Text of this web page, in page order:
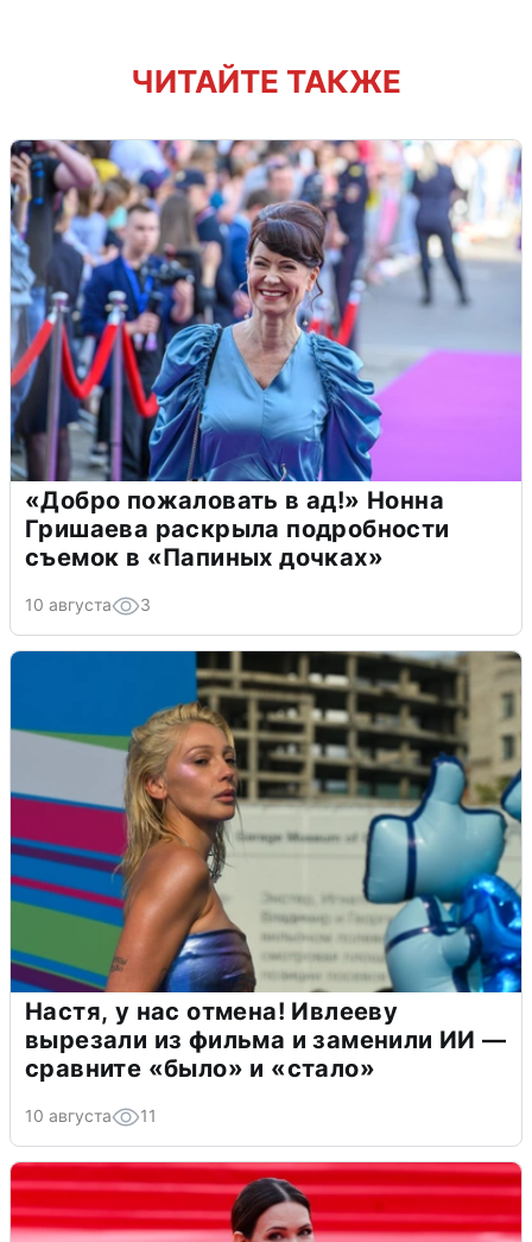
ЧИТАЙТЕ ТАКЖЕ
«Добро пожаловать в ад!» Нонна
Гришаева раскрыла подробности
съемок в «Папиных дочках»
10 августа 3
Настя, у нас отмена! Ивлееву
вырезали из фильма и заменили ИИ —
сравните «было» и «стало»
10 августа 11